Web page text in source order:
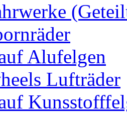
Alufelgen
Lufträder